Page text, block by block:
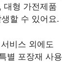
대형 가전제품
할 수 있어요.
비스 외에도
별 포장재 사용